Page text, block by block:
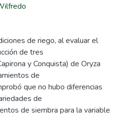
de riego, al evaluar el
de tres
y Conquista) de Oryza
de
que no hubo diferencias
de
de siembra para la variable